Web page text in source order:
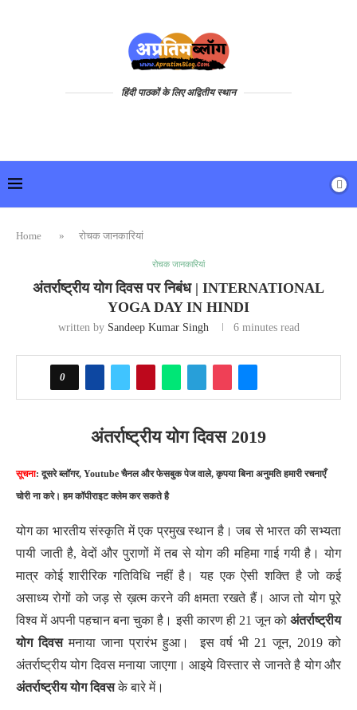
हिंदी पाठकों के लिए अद्वितीय स्थान
Home » रोचक जानकारियां
रोचक जानकारियां
अंतर्राष्ट्रीय योग दिवस पर निबंध | INTERNATIONAL
YOGA DAY IN HINDI
written by Sandeep Kumar Singh 6 minutes read
0
अंतर्राष्ट्रीय योग दिवस 2019
सूचना: दूसरे ब्लॉगर, Youtube चैनल और फेसबुक पेज वाले, कृपया बिना अनुमति हमारी रचनाएँ
चोरी ना करे। हम कॉपीराइट क्लेम कर सकते है
योग का भारतीय संस्कृति में एक प्रमुख स्थान है। जब से भारत की सभ्यता
पायी जाती है, वेदों और पुराणों में तब से योग की महिमा गाई गयी है। योग
मात्र कोई शारीरिक गतिविधि नहीं है। यह एक ऐसी शक्ति है जो कई
असाध्य रोगों को जड़ से ख़त्म करने की क्षमता रखते हैं। आज तो योग पूरे
विश्व में अपनी पहचान बना चुका है। इसी कारण ही 21 जून को अंतर्राष्ट्रीय
योग दिवसमनाया जाना प्रारंभ हुआ। इस वर्ष भी 21 जून, 2019 को
अंतर्राष्ट्रीय योग दिवस मनाया जाएगा। आइये विस्तार से जानते है योग और
अंतर्राष्ट्रीय योग दिवसके बारे में।